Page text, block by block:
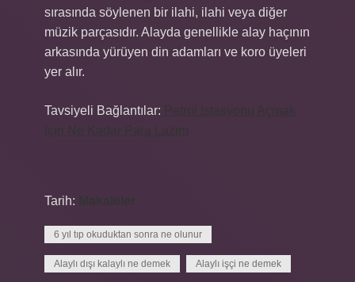
sırasında söylenen bir ilahi, ilahi veya diğer
müzik parçasıdır. Alayda genellikle alay haçının
arkasında yürüyen din adamları ve koro üyeleri
yer alır.
Tavsiyeli Bağlantılar:
Tarih:
6 yıl tıp okuduktan sonra ne olunur
Alaylı dışı kalaylı ne demek Alaylı işçi ne demek